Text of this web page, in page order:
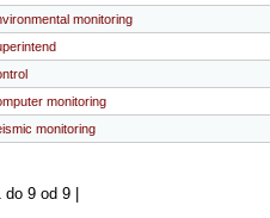
monitoring
monitoring
monitoring
9 od 9 |